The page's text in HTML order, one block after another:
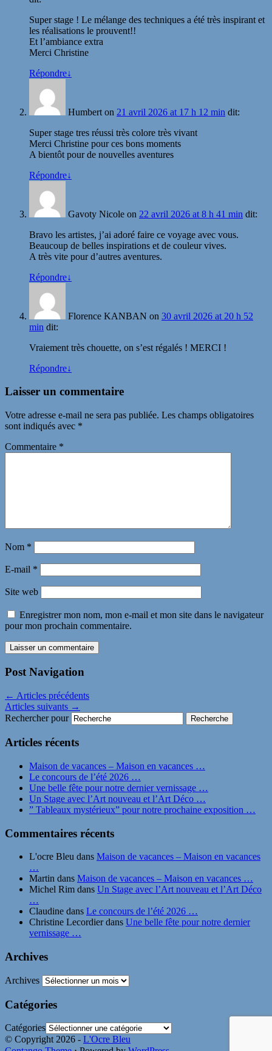
Super stage ! Le mélange des techniques a été très inspirant et
les réalisations le prouvent!!
Et l’ambiance extra
Merci Christine
Répondre↓
Humbert on 21 avril 2026 at 17 h 12 min dit:
Super stage tres réussi très colore très vivant
Merci Christine pour ces bons moments
A bientôt pour de nouvelles aventures
Répondre↓
Gavoty Nicole on 22 avril 2026 at 8 h 41 min dit:
Bravo les artistes, j’ai adoré faire ce voyage avec vous.
Beaucoup de belles inspirations et de couleur vives.
A très vite pour d’autres aventures.
Répondre↓
Florence KANBAN on 30 avril 2026 at 20 h 52
min dit:
Vraiement très chouette, on s’est régalés ! MERCI !
Répondre↓
Laisser un commentaire
Votre adresse e-mail ne sera pas publiée. Les champs obligatoires
sont indiqués avec *
Commentaire *
Nom *
E-mail *
Site web
Enregistrer mon nom, mon e-mail et mon site dans le navigateur
pour mon prochain commentaire.
Post Navigation
← Articles précédents
Articles suivants →
Rechercher pour
Articles récents
Maison de vacances – Maison en vacances …
Le concours de l’été 2026 …
Une belle fête pour notre dernier vernissage …
Un Stage avec l’Art nouveau et l’Art Déco …
” Tableaux mystérieux” pour notre prochaine exposition …
Commentaires récents
L'ocre Bleu dans Maison de vacances – Maison en vacances
…
Martin dans Maison de vacances – Maison en vacances …
Michel Rim dans Un Stage avec l’Art nouveau et l’Art Déco
…
Claudine dans Le concours de l’été 2026 …
Christine Lecordierdans Une belle fête pour notre dernier
vernissage …
Archives
Archives
Catégories
Catégories
© Copyright 2026 - L'Ocre Bleu